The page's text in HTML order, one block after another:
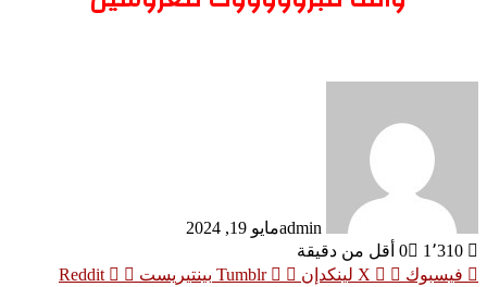
adminمايو 19, 2024
0
1٬310
أقل من دقيقة
فيسبوك
‫X لينكدإن بينتيريست